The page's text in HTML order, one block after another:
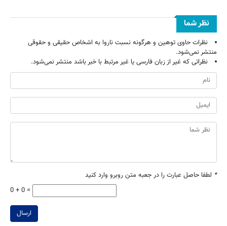
نظر شما
نظرات حاوی توهین و هرگونه نسبت ناروا به اشخاص حقیقی و حقوقی
منتشر نمی‌شود.
نظراتی که غیر از زبان فارسی یا غیر مرتبط با خبر باشد منتشر نمی‌شود.
* لطفا حاصل عبارت را در جعبه متن روبرو وارد کنید
0 + 0 =
ارسال